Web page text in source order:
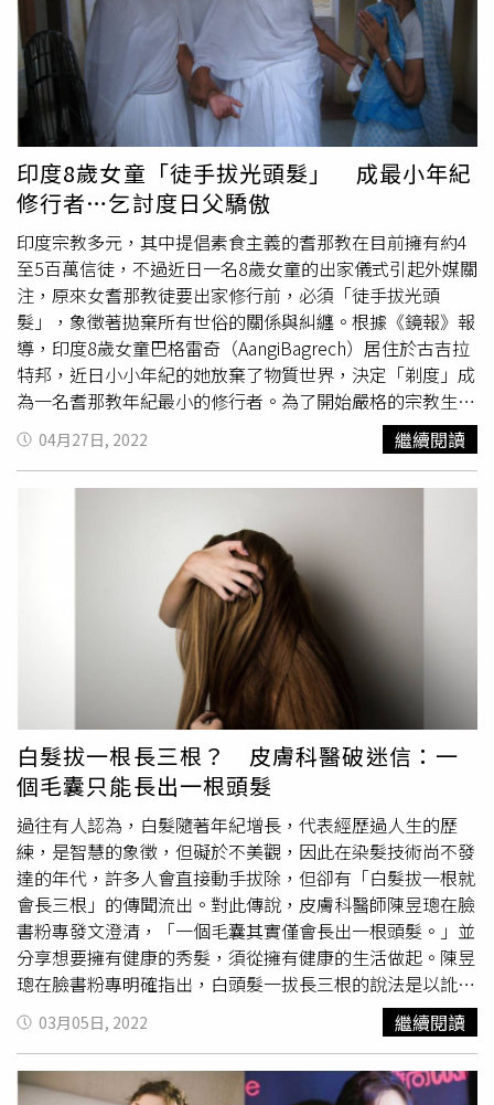
黑、頭題年輕的產品。現在很享受洗頭時光，簡沛恩說：
「我還會用按摩梳，放慢按摩。我發現用按摩梳加上本真
THE TRUE舒服的味道，真的會讓我超級放鬆。」頭髮開始
變得烏黑，排水孔惱人的景象不再，員工還開玩笑說：「老
闆怎麼又變年輕了！」經歷白髮及掉髮危機，簡沛恩驕傲有
年輕的髮況。 （圖／本真）
印度8歲女童「徒手拔光頭髮」 成最小年紀
修行者…乞討度日父驕傲
印度宗教多元，其中提倡素食主義的耆那教在目前擁有約4
至5百萬信徒，不過近日一名8歲女童的出家儀式引起外媒關
注，原來女耆那教徒要出家修行前，必須「徒手拔光頭
髮」，象徵著拋棄所有世俗的關係與糾纏。根據《鏡報》報
導，印度8歲女童巴格雷奇（AangiBagrech）居住於古吉拉
特邦，近日小小年紀的她放棄了物質世界，決定「剃度」成
為一名耆那教年紀最小的修行者。為了開始嚴格的宗教生
活，她必須經歷充滿疼痛的落髮儀式，忍受自己的頭髮一撮
撮被拔下，象徵著女修行者從此超脫身體的苦痛。印度8歲
女童接受「徒手拔頭髮儀式」，才能成為耆那教修行者。
因為新冠疫情封城期間，女兒跟著一名紀律嚴明的僧人一起
修行，並且受到極大的啟發，在過程中巴格雷奇拒絕的一切
物質財富，包括手機、禮物和財寶等，也成功挺過了齋戒等
考驗。父親驕傲表示，她為女兒成功拋棄物質生活開始修行
感到自豪。成為一名耆那教修行者後，巴格雷奇與一群徒步
旅行的女修行者一同行動，除了雨季之外，他們不會在任何
地方待超過20天，她們也不用電、只穿簡單素白色衣服，靠
04月27日, 2022 繼續閱讀
白髮拔一根長三根？ 皮膚科醫破迷信：一
個毛囊只能長出一根頭髮
過往有人認為，白髮隨著年紀增長，代表經歷過人生的歷
練，是智慧的象徵，但礙於不美觀，因此在染髮技術尚不發
達的年代，許多人會直接動手拔除，但卻有「白髮拔一根就
會長三根」的傳聞流出。對此傳說，皮膚科醫師陳昱璁在臉
書粉專發文澄清，「一個毛囊其實僅會長出一根頭髮。」並
分享想要擁有健康的秀髮，須從擁有健康的生活做起。陳昱
璁在臉書粉專明確指出，白頭髮一拔長三根的說法是以訛傳
訛，接著解釋，「頭髮是從毛囊長出來，而一個毛囊其實僅
會長出一根頭髮，只是頭皮內的毛囊可能會2-5個群聚一
起，形成毛囊單位（follicular unit），從同一個或是鄰近的
毛孔長出來，因此會被誤以為是一個毛囊長出好幾根頭髮
03月05日, 2022 繼續閱讀